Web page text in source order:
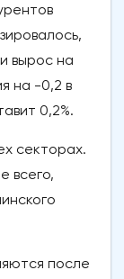
вырос на
на -0,2 в
0,2%.
секторах.
всего,
после